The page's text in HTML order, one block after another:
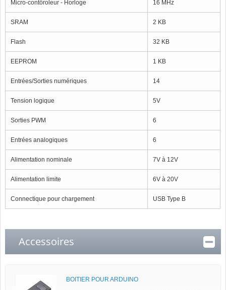
Micro-contôroleur - Horloge 16 MHz
SRAM 2 KB
Flash 32 KB
EEPROM 1 KB
Entrées/Sorties numériques 14
Tension logique 5V
Sorties PWM 6
Entrées analogiques 6
Alimentation nominale 7V à 12V
Alimentation limite 6V à 20V
Connectique pour chargement USB Type B
Accessoires
BOITIER POUR ARDUINO